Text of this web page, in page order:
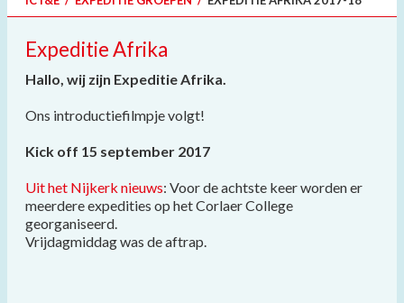
peerScholar
Expeditie Afrika
Hallo, wij zijn Expeditie Afrika.
Ons introductiefilmpje volgt!
Kick off 15 september 2017
Uit het Nijkerk nieuws: Voor de achtste keer worden er
meerdere expedities op het Corlaer College
georganiseerd.
Vrijdagmiddag was de aftrap.